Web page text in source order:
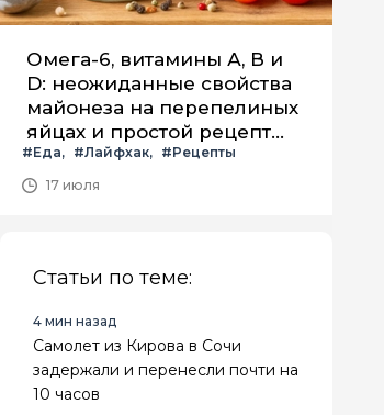
Омега-6, витамины А, В и
D: неожиданные свойства
майонеза на перепелиных
яйцах и простой рецепт
летнего салата с ним
#Еда #Лайфхак
#Рецепты
17 июля
Статьи по теме:
4 мин назад
Самолет из Кирова в Сочи
задержали и перенесли почти на
10 часов